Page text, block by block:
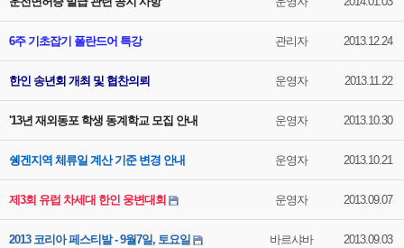
6주 기초잡기 폴란드어 특강 관리자 2013.12.24
한인 송년회 개최 및 협찬의뢰 운영자 2013.11.22
'13년 재외동포 학생 동계학교 모집 안내 운영자 2013.10.30
쉥겐지역 체류일 계산 기준 변경 안내 운영자 2013.10.21
제3회 유럽 차세대 한인 웅변대회 운영자 2013.09.07
2013 코리아 페스티발 - 9월7일, 토요일 바르샤바 2013.09.03